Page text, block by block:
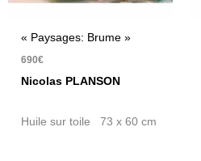
« Paysages: Brume »
690€
Nicolas PLANSON
Huile sur toile 73 x 60 cm